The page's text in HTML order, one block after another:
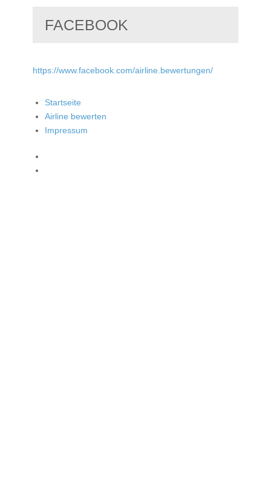
FACEBOOK
https://www.facebook.com/airline.bewertungen/
Startseite
Airline bewerten
Impressum